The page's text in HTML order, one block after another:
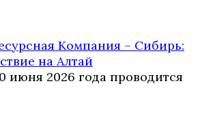
Компания – Сибирь:
на Алтай
июня 2026 года проводится